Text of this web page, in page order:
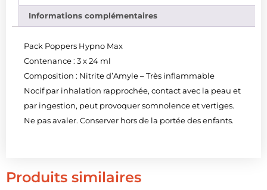
Informations complémentaires
Pack Poppers Hypno Max
Contenance : 3 x 24 ml
Composition : Nitrite d’Amyle – Très inflammable
Nocif par inhalation rapprochée, contact avec la peau et
par ingestion, peut provoquer somnolence et vertiges.
Ne pas avaler. Conserver hors de la portée des enfants.
Produits similaires